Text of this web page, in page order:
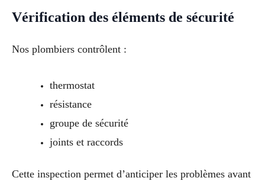
Vérification des éléments de sécurité
Nos plombiers contrôlent :
thermostat
résistance
groupe de sécurité
joints et raccords
Cette inspection permet d’anticiper les problèmes avant